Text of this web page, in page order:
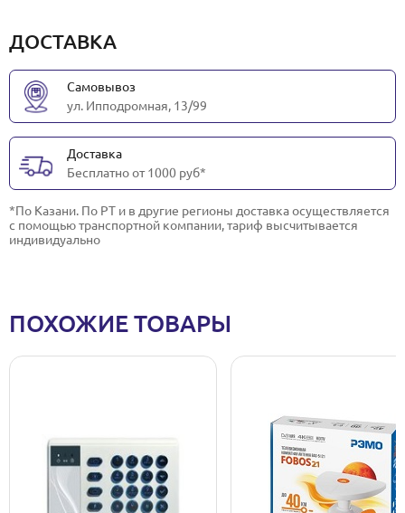
ДОСТАВКА
Самовывоз
ул. Ипподромная, 13/99
Доставка
Бесплатно от 1000 руб*
*По Казани. По РТ и в другие регионы доставка осуществляется
с помощью транспортной компании, тариф высчитывается
индивидуально
ПОХОЖИЕ ТОВАРЫ